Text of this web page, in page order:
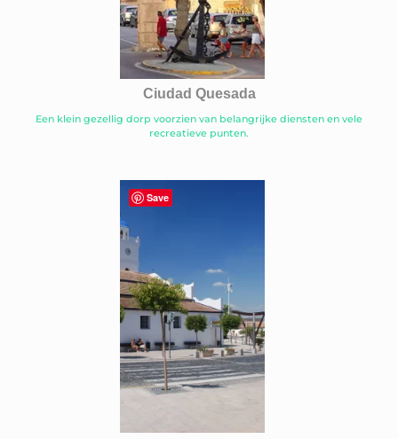
Ciudad Quesada
Een klein gezellig dorp voorzien van belangrijke diensten en vele
recreatieve punten.
Save